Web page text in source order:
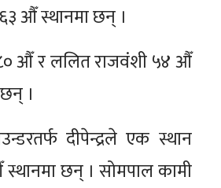
औँ स्थानमा छन् ।
औँ र ललित राजवंशी ५४ औँ
।
दीपेन्द्रले एक स्थान
छन् । सोमपाल कामी